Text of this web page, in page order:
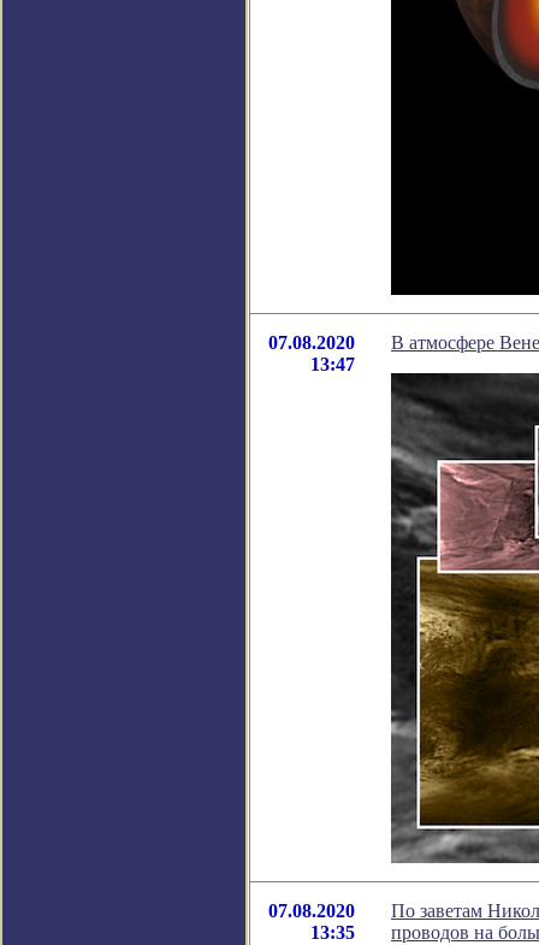
07.08.2020
13:47
В атмосфере
07.08.2020
13:35
По заветам
проводов на